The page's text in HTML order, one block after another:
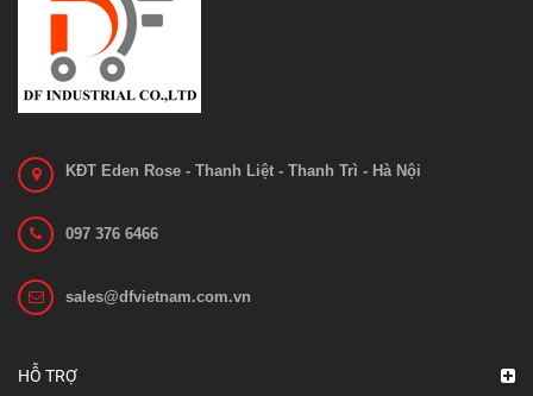
KĐT Eden Rose - Thanh Liệt - Thanh Trì - Hà Nội
097 376 6466
sales@dfvietnam.com.vn
HỖ TRỢ